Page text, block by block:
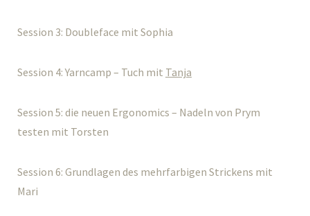
Session 3: Doubleface mit Sophia
Session 4: Yarncamp – Tuch mit Tanja
Session 5: die neuen Ergonomics – Nadeln von Prym
testen mit Torsten
Session 6: Grundlagen des mehrfarbigen Strickens mit
Mari